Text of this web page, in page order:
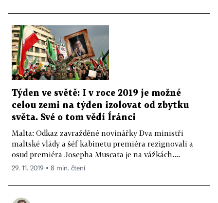
Týden ve světě: I v roce 2019 je možné
celou zemi na týden izolovat od zbytku
světa. Své o tom vědí Íránci
Malta: Odkaz zavražděné novinářky Dva ministři
maltské vlády a šéf kabinetu premiéra rezignovali a
osud premiéra Josepha Muscata je na vážkách....
29. 11. 2019 ▪ 8 min. čtení